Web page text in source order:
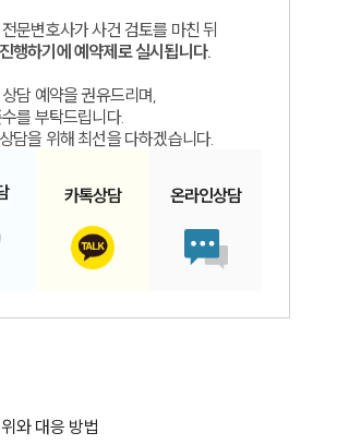
문변호사가 사건 검토를 마친 뒤
행하기에 예약제로 실시됩니다.
담 예약을 권유드리며,
를 부탁드립니다.
담을 위해 최선을 다하겠습니다.
카톡상담 온라인상담
와 대응 방법